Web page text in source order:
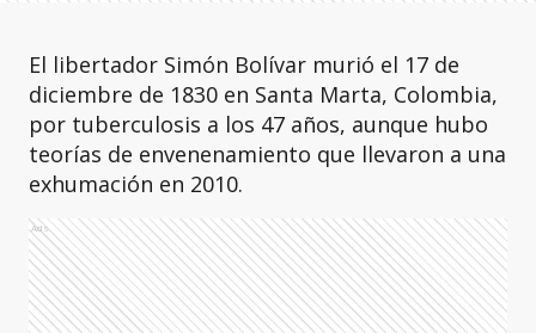
El libertador Simón Bolívar murió el 17 de
diciembre de 1830 en Santa Marta, Colombia,
por tuberculosis a los 47 años, aunque hubo
teorías de envenenamiento que llevaron a una
exhumación en 2010.
Ads